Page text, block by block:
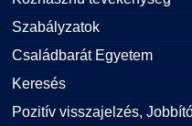
Szabályzatok
Családbarát Egyetem
Keresés
Pozitív visszajelzés,